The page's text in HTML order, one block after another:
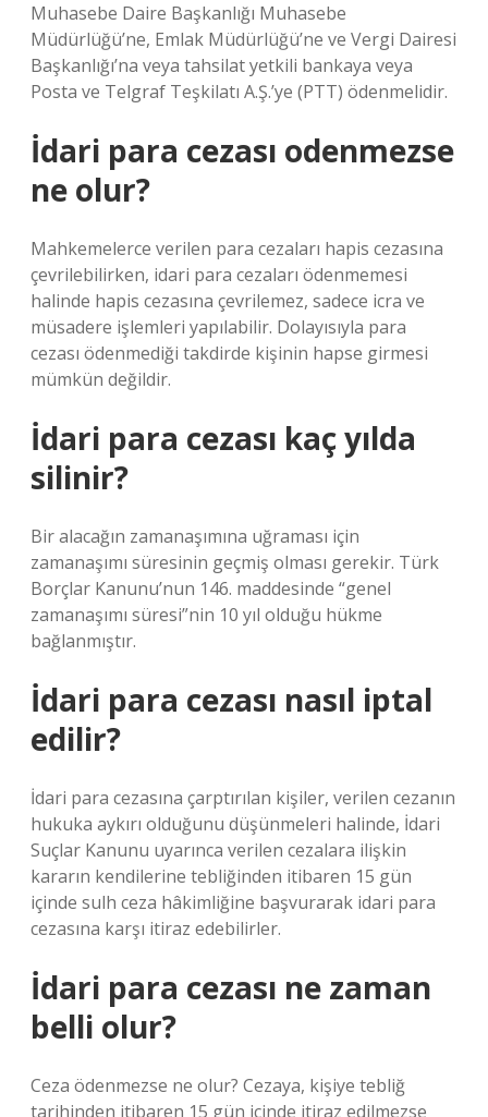
Muhasebe Daire Başkanlığı Muhasebe
Müdürlüğü’ne, Emlak Müdürlüğü’ne ve Vergi Dairesi
Başkanlığı’na veya tahsilat yetkili bankaya veya
Posta ve Telgraf Teşkilatı A.Ş.’ye (PTT) ödenmelidir.
İdari para cezası odenmezse
ne olur?
Mahkemelerce verilen para cezaları hapis cezasına
çevrilebilirken, idari para cezaları ödenmemesi
halinde hapis cezasına çevrilemez, sadece icra ve
müsadere işlemleri yapılabilir. Dolayısıyla para
cezası ödenmediği takdirde kişinin hapse girmesi
mümkün değildir.
İdari para cezası kaç yılda
silinir?
Bir alacağın zamanaşımına uğraması için
zamanaşımı süresinin geçmiş olması gerekir. Türk
Borçlar Kanunu’nun 146. maddesinde “genel
zamanaşımı süresi”nin 10 yıl olduğu hükme
bağlanmıştır.
İdari para cezası nasıl iptal
edilir?
İdari para cezasına çarptırılan kişiler, verilen cezanın
hukuka aykırı olduğunu düşünmeleri halinde, İdari
Suçlar Kanunu uyarınca verilen cezalara ilişkin
kararın kendilerine tebliğinden itibaren 15 gün
içinde sulh ceza hâkimliğine başvurarak idari para
cezasına karşı itiraz edebilirler.
İdari para cezası ne zaman
belli olur?
Ceza ödenmezse ne olur? Cezaya, kişiye tebliğ
tarihinden itibaren 15 gün içinde itiraz edilmezse